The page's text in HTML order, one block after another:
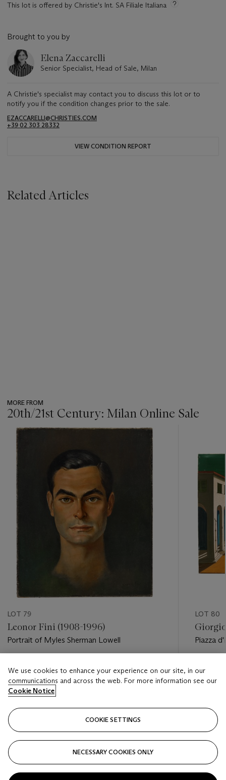
This lot is offered by Christie's Int. SA Filiale Italiana
Brought to you by
Elena Zaccarelli
Senior Specialist, Head of Sale, Milan
A Christie's specialist may contact you to discuss this lot or to
notify you if the condition changes prior to the sale.
EZACCARELLI@CHRISTIES.COM
+39 02 303 28332
VIEW CONDITION REPORT
Related Articles
MORE FROM
20th/21st Century: Milan Online Sale
???
LOT 79
Leonor Fini (1908-1996)
Portrait of Myles Sherman Lowell
EUR 30,000 - EUR 40,000
Closed
LOT 80
Piazza
EUR
We use cookies to enhance your experience on our site, in our
communications and across the web. For more information see our
Cookie Notice
COOKIE SETTINGS
NECESSARY COOKIES ONLY